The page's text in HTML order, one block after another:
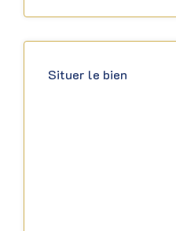
Situer le bien